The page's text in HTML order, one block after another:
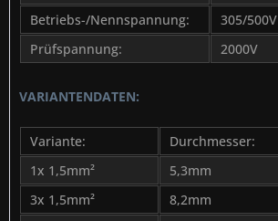
Betriebs-/Nennspannung:
305/500V
Prüfspannung:
2000V
VARIANTENDATEN:
Variante: Durchmesser:
1x 1,5mm²
5,3mm
3x 1,5mm²
8,2mm